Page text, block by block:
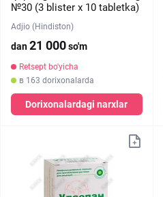
№30 (3 blister х 10 tabletka)
Adjio (Hindiston)
dan21 000so'm
Retsept bo'yicha
в 163 dorixonalarda
Dorixonalardagi narxlar